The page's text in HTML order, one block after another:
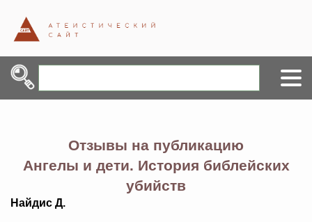
Отзывы на публикацию
Ангелы и дети. История библейских
убийств
Найдис Д.